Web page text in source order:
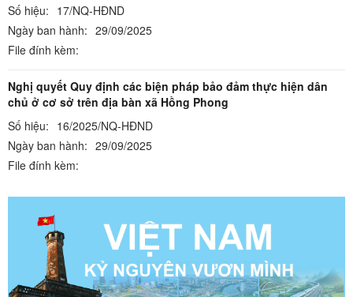
Số hiệu: 17/NQ-HĐND
Ngày ban hành: 29/09/2025
File đính kèm:
Nghị quyết Quy định các biện pháp bảo đảm thực hiện dân
chủ ở cơ sở trên địa bàn xã Hồng Phong
Số hiệu: 16/2025/NQ-HĐND
Ngày ban hành: 29/09/2025
File đính kèm: